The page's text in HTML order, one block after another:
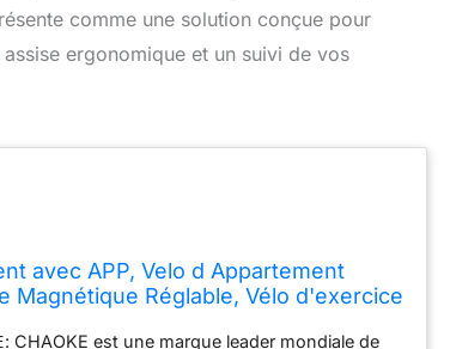
comme une solution conçue pour
ergonomique et un suivi de vos
avec APP, Velo d Appartement
Magnétique Réglable, Vélo d'exercice
est une marque leader mondiale de